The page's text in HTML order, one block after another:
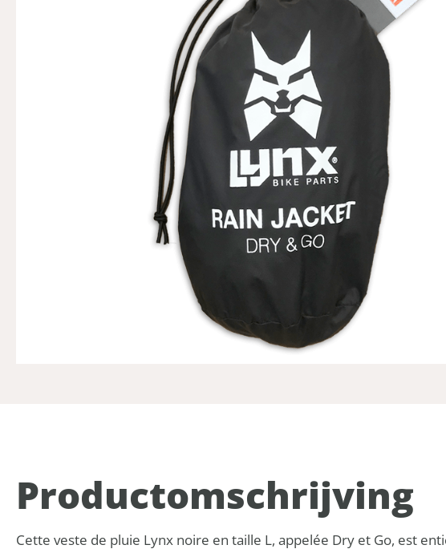
Product­omschrijving
Cette veste de pluie Lynx noire en taille L, appelée Dry et Go, est